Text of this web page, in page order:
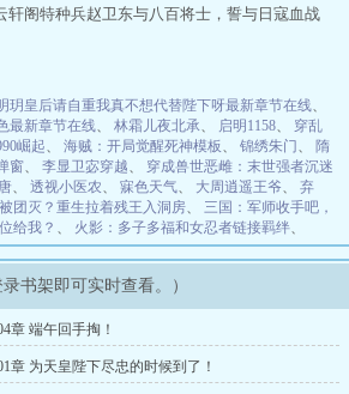
阁特种兵赵卫东与八百将士，誓与日寇血战
玥皇后请自重我真不想代替陛下呀最新章节在线、
最新章节在线、 林霜儿夜北承、 启明1158、 穿乱
崛起、 海贼：开局觉醒死神模板、 锦绣朱门 、
隋
窗、 李显卫宓穿越、 穿成兽世恶雌：末世强者沉迷
、 透视小医农、 寐色天气、 大周逍遥王爷、 弃
团灭？重生拉着残王入洞房、 三国：军师收手吧，
给我？ 、 火影：多子多福和女忍者链接羁绊、
书架即可实时查看。）
章 端午回手掏！
章 为天皇陛下尽忠的时候到了！